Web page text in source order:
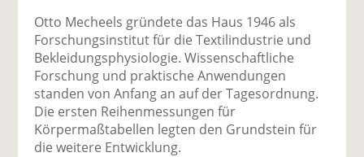
o
o
k
te
il
e
di
n
te
il
e
n
er
se
e
n
Otto Mecheels gründete das Haus 1946 als
Forschungsinstitut für die Textilindustrie und
Bekleidungsphysiologie. Wissenschaftliche
Forschung und praktische Anwendungen
standen von Anfang an auf der Tagesordnung.
Die ersten Reihenmessungen für
Körpermaßtabellen legten den Grundstein für
die weitere Entwicklung.